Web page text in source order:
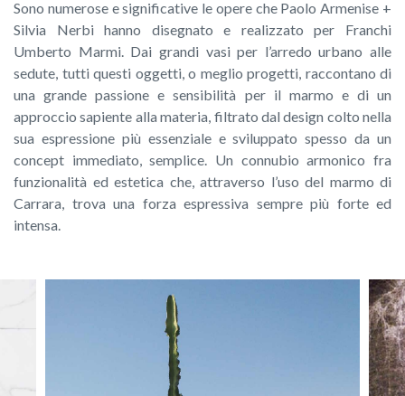
Sono numerose e significative le opere che Paolo Armenise +
Silvia Nerbi hanno disegnato e realizzato per Franchi
Umberto Marmi. Dai grandi vasi per l’arredo urbano alle
sedute, tutti questi oggetti, o meglio progetti, raccontano di
una grande passione e sensibilità per il marmo e di un
approccio sapiente alla materia, filtrato dal design colto nella
sua espressione più essenziale e sviluppato spesso da un
concept immediato, semplice. Un connubio armonico fra
funzionalità ed estetica che, attraverso l’uso del marmo di
Carrara, trova una forza espressiva sempre più forte ed
intensa.